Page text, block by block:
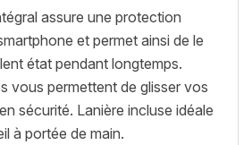
assure une protection
et permet ainsi de le
état pendant longtemps.
vous permettent de glisser vos
sécurité. Lanière incluse idéale
à portée de main.